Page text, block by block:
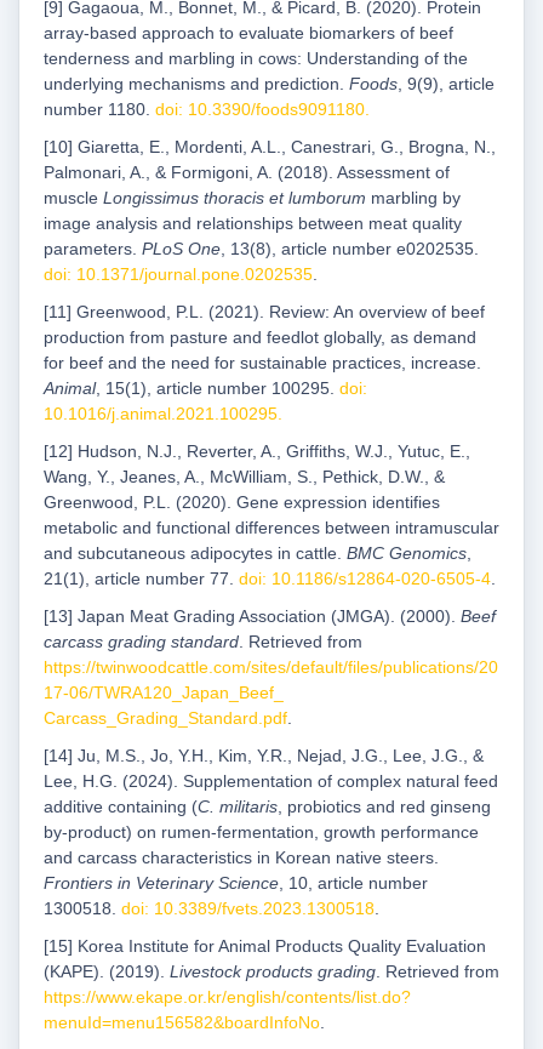
[9] Gagaoua, M., Bonnet, M., & Picard, B. (2020). Protein
array-based approach to evaluate biomarkers of beef
tenderness and marbling in cows: Understanding of the
underlying mechanisms and prediction. Foods, 9(9), article
number 1180. doi: 10.3390/foods9091180.
[10] Giaretta, E., Mordenti, A.L., Canestrari, G., Brogna, N.,
Palmonari, A., & Formigoni, A. (2018). Assessment of
muscle Longissimus thoracis et lumborum marbling by
image analysis and relationships between meat quality
parameters. PLoS One, 13(8), article number e0202535.
doi: 10.1371/journal.pone.0202535.
[11] Greenwood, P.L. (2021). Review: An overview of beef
production from pasture and feedlot globally, as demand
for beef and the need for sustainable practices, increase.
Animal, 15(1), article number 100295. doi:
10.1016/j.animal.2021.100295.
[12] Hudson, N.J., Reverter, A., Griffiths, W.J., Yutuc, E.,
Wang, Y., Jeanes, A., McWilliam, S., Pethick, D.W., &
Greenwood, P.L. (2020). Gene expression identifies
metabolic and functional differences between intramuscular
and subcutaneous adipocytes in cattle. BMC Genomics,
21(1), article number 77. doi: 10.1186/s12864-020-6505-4.
[13] Japan Meat Grading Association (JMGA). (2000). Beef
carcass grading standard. Retrieved from
https://twinwoodcattle.com/sites/default/files/publications/20
17-06/TWRA120_Japan_Beef_
Carcass_Grading_Standard.pdf.
[14] Ju, M.S., Jo, Y.H., Kim, Y.R., Nejad, J.G., Lee, J.G., &
Lee, H.G. (2024). Supplementation of complex natural feed
additive containing (C. militaris, probiotics and red ginseng
by-product) on rumen-fermentation, growth performance
and carcass characteristics in Korean native steers.
Frontiers in Veterinary Science, 10, article number
1300518. doi: 10.3389/fvets.2023.1300518.
[15] Korea Institute for Animal Products Quality Evaluation
(KAPE). (2019). Livestock products grading. Retrieved from
https://www.ekape.or.kr/english/contents/list.do?
menuId=menu156582&boardInfoNo.